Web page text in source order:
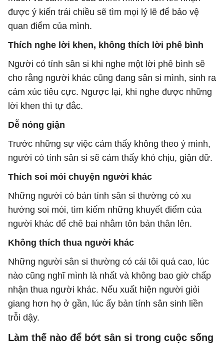
được ý kiến trái chiều sẽ tìm mọi lý lẽ để bảo vệ
quan điểm của mình.
Thích nghe lời khen, không thích lời phê bình
Người có tính sân si khi nghe một lời phê bình sẽ
cho rằng người khác cũng đang sân si mình, sinh ra
cảm xúc tiêu cực. Ngược lại, khi nghe được những
lời khen thì tự đắc.
Dễ nóng giận
Trước những sự việc cảm thấy không theo ý mình,
người có tính sân si sẽ cảm thấy khó chịu, giận dữ.
Thích soi mói chuyện người khác
Những người có bản tính sân si thường có xu
hướng soi mói, tìm kiếm những khuyết điểm của
người khác để chê bai nhằm tôn bản thân lên.
Không thích thua người khác
Những người sân si thường có cái tôi quá cao, lúc
nào cũng nghĩ mình là nhất và không bao giờ chấp
nhận thua người khác. Nếu xuất hiện người giỏi
giang hơn họ ở gần, lúc ấy bản tính sân sinh liền
trỗi dậy.
Làm thế nào để bớt sân si trong cuộc sống